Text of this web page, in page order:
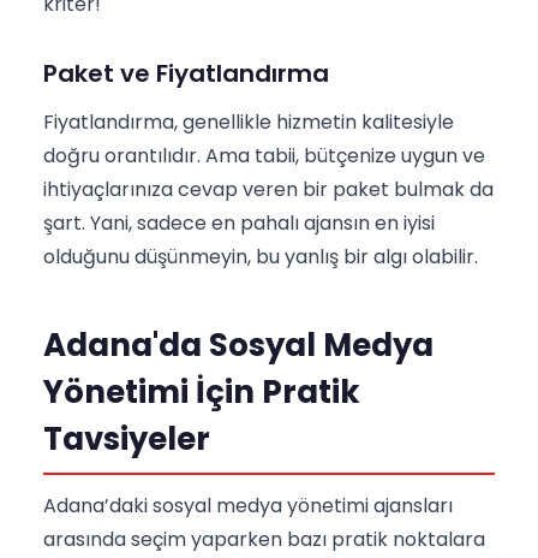
Paket ve Fiyatlandırma
Fiyatlandırma, genellikle hizmetin kalitesiyle
doğru orantılıdır. Ama tabii, bütçenize uygun ve
ihtiyaçlarınıza cevap veren bir paket bulmak da
şart. Yani, sadece en pahalı ajansın en iyisi
olduğunu düşünmeyin, bu yanlış bir algı olabilir.
Adana'da Sosyal Medya
Yönetimi İçin Pratik
Tavsiyeler
Adana’daki sosyal medya yönetimi ajansları
arasında seçim yaparken bazı pratik noktalara